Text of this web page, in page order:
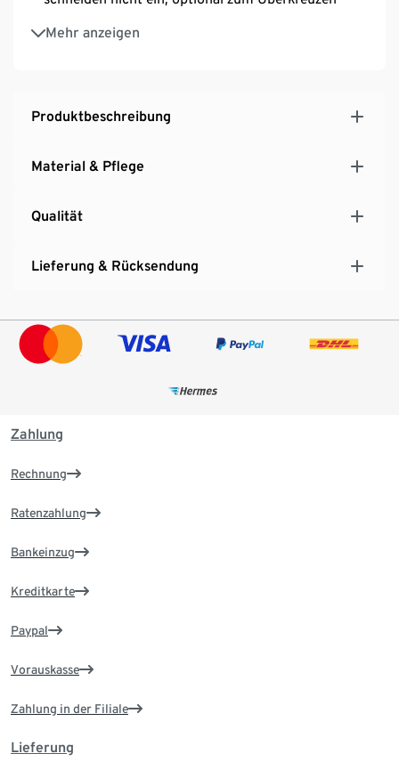
Mehr anzeigen
Unsere Models tragen Größe 75B
Aus weicher, elastischer Wirkware
Produktbeschreibung
Material & Pflege
Qualität
Lieferung & Rücksendung
Zahlung
Rechnung
Ratenzahlung
Bankeinzug
Kreditkarte
Paypal
Vorauskasse
Zahlung in der Filiale
Lieferung